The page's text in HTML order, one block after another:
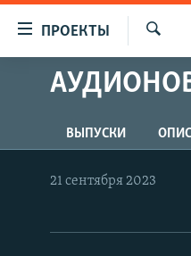
упрощенного
доступа
Вернуться
к
основному
ПРОЕКТЫ
ПРОГРАММЫ
АВТОРСКИЕ ПРОЕКТЫ
ЦИТАТЫ СВОБОДЫ
ВЫПУСКИ
21 сентября 2023